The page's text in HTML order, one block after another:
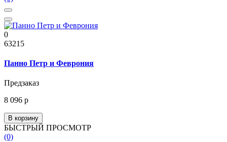
0
63215
Панно Петр и Феврония
Предзаказ
8 096 р
В корзину
БЫСТРЫЙ ПРОСМОТР
(0)